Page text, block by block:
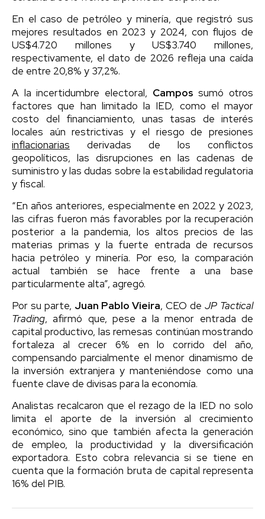
En el caso de petróleo y minería, que registró sus
mejores resultados en 2023 y 2024, con flujos de
US$4.720 millones y US$3.740 millones,
respectivamente, el dato de 2026 refleja una caída
de entre 20,8% y 37,2%.
A la incertidumbre electoral, Campos sumó otros
factores que han limitado la IED, como el mayor
costo del financiamiento, unas tasas de interés
locales aún restrictivas y el riesgo de presiones
inflacionarias derivadas de los conflictos
geopolíticos, las disrupciones en las cadenas de
suministro y las dudas sobre la estabilidad regulatoria
y fiscal.
“En años anteriores, especialmente en 2022 y 2023,
las cifras fueron más favorables por la recuperación
posterior a la pandemia, los altos precios de las
materias primas y la fuerte entrada de recursos
hacia petróleo y minería. Por eso, la comparación
actual también se hace frente a una base
particularmente alta”, agregó.
Por su parte, Juan Pablo Vieira, CEO de JP Tactical
Trading, afirmó que, pese a la menor entrada de
capital productivo, las remesas continúan mostrando
fortaleza al crecer 6% en lo corrido del año,
compensando parcialmente el menor dinamismo de
la inversión extranjera y manteniéndose como una
fuente clave de divisas para la economía.
Analistas recalcaron que el rezago de la IED no solo
limita el aporte de la inversión al crecimiento
económico, sino que también afecta la generación
de empleo, la productividad y la diversificación
exportadora. Esto cobra relevancia si se tiene en
cuenta que la formación bruta de capital representa
16% del PIB.